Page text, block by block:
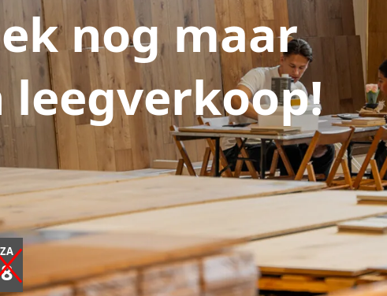
nog maar
leegverkoop!
ZA
8